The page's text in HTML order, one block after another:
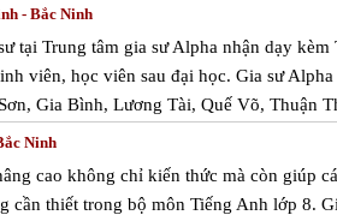
- Bắc Ninh
tại Trung tâm gia sư Alpha nhận dạy
viên, học viên sau đại học. Gia sư
Gia Bình, Lương Tài, Quế Võ, Thuận
Ninh
cao không chỉ kiến thức mà còn giúp
cần thiết trong bộ môn Tiếng Anh lớp 8.